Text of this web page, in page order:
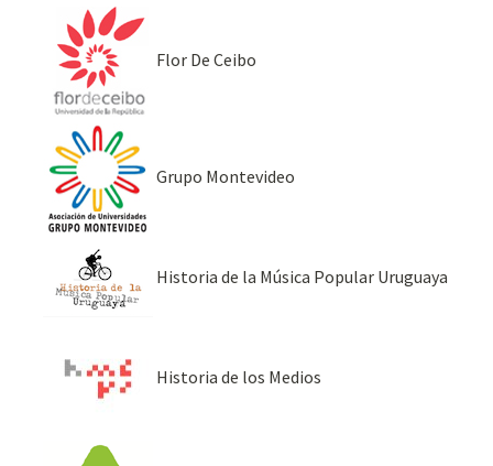
Flor De Ceibo
Grupo Montevideo
Historia de la Música Popular Uruguaya
Historia de los Medios